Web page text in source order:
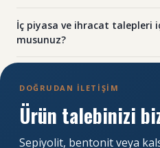
İç piyasa ve ihracat talepleri
musunuz?
DOĞRUDAN İLETİŞİM
Ürün talebinizi
Sepiyolit, bentonit veya